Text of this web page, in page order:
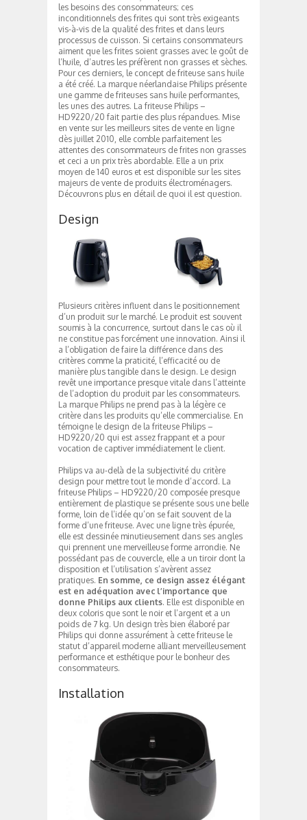
les besoins des consommateurs; ces
inconditionnels des frites qui sont très exigeants
vis-à-vis de la qualité des frites et dans leurs
processus de cuisson. Si certains consommateurs
aiment que les frites soient grasses avec le goût de
l’huile, d’autres les préfèrent non grasses et sèches.
Pour ces derniers, le concept de friteuse sans huile
a été créé. La marque néerlandaise Philips présente
une gamme de friteuses sans huile performantes,
les unes des autres. La friteuse Philips –
HD9220/20 fait partie des plus répandues. Mise
en vente sur les meilleurs sites de vente en ligne
dès juillet 2010, elle comble parfaitement les
attentes des consommateurs de frites non grasses
et ceci a un prix très abordable. Elle a un prix
moyen de 140 euros et est disponible sur les sites
majeurs de vente de produits électroménagers.
Découvrons plus en détail de quoi il est question.
Design
Plusieurs critères influent dans le positionnement
d’un produit sur le marché. Le produit est souvent
soumis à la concurrence, surtout dans le cas où il
ne constitue pas forcément une innovation. Ainsi il
a l’obligation de faire la différence dans des
critères comme la praticité, l’efficacité ou de
manière plus tangible dans le design. Le design
revêt une importance presque vitale dans l’atteinte
de l’adoption du produit par les consommateurs.
La marque Philips ne prend pas à la légère ce
critère dans les produits qu’elle commercialise. En
témoigne le design de la friteuse Philips –
HD9220/20 qui est assez frappant et a pour
vocation de captiver immédiatement le client.
Philips va au-delà de la subjectivité du critère
design pour mettre tout le monde d’accord. La
friteuse Philips – HD9220/20 composée presque
entièrement de plastique se présente sous une belle
forme, loin de l’idée qu’on se fait souvent de la
forme d’une friteuse. Avec une ligne très épurée,
elle est dessinée minutieusement dans ses angles
qui prennent une merveilleuse forme arrondie. Ne
possédant pas de couvercle, elle a un tiroir dont la
disposition et l’utilisation s’avèrent assez
pratiques. En somme, ce design assez élégant
est en adéquation avec l’importance que
donne Philips aux clients. Elle est disponible en
deux coloris que sont le noir et l’argent et a un
poids de 7 kg. Un design très bien élaboré par
Philips qui donne assurément à cette friteuse le
statut d’appareil moderne alliant merveilleusement
performance et esthétique pour le bonheur des
consommateurs.
Installation